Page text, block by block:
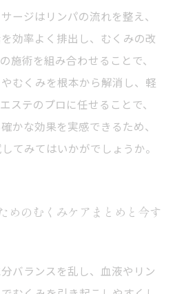
ージはリンパの流れを整え、
効率よく排出し、むくみの改
施術を組み合わせることで、
むくみを根本から解消し、軽
ステのプロに任せることで、
かな効果を実感できるため、
てみてはいかがでしょうか。
めのむくみケアまとめと今す
バランスを乱し、血液やリン